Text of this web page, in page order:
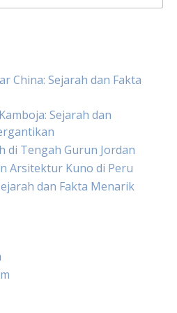
China: Sejarah dan Fakta
Sejarah dan
di Tengah Gurun Jordan
Arsitektur Kuno di Peru
dan Fakta Menarik